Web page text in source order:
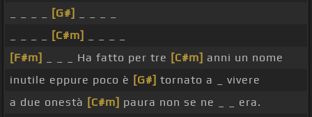
[G#]
[C#m]
[F#m]
_ _ _ Ha fatto per tre [C#m] anni un nome
inutile eppure poco è [G#] tornato a _ vivere
a due onestà [C#m] paura non se ne _ _ era.